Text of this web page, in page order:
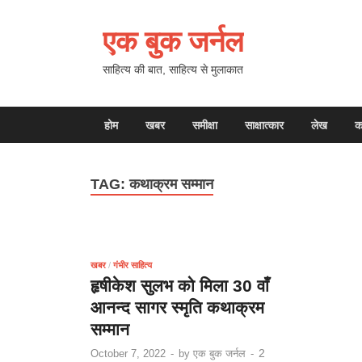
एक बुक जर्नल
साहित्य की बात, साहित्य से मुलाकात
होम खबर समीक्षा साक्षात्कार लेख
TAG:कथाक्रम सम्मान
खबर/ गंभीर साहित्य
हृषीकेश सुलभ को मिला 30 वाँ
आनन्द सागर स्मृति कथाक्रम
सम्मान
October 7, 2022 - by एक बुक जर्नल - 2